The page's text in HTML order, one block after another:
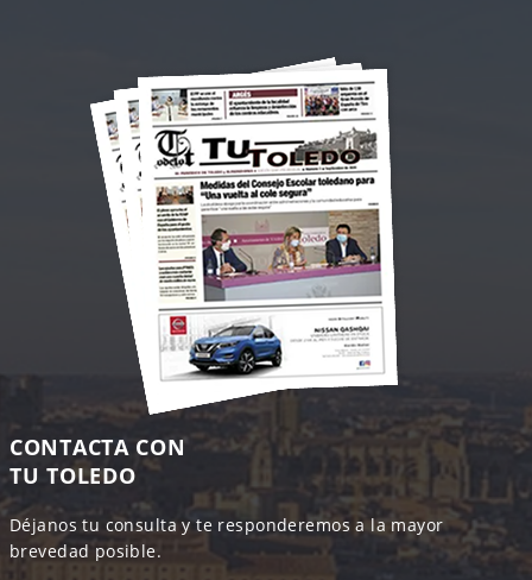
CONTACTA CON
TU TOLEDO
Déjanos tu consulta y te responderemos a la mayor
brevedad posible.